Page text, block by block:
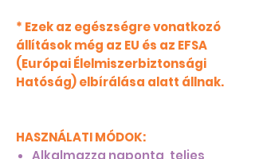
* Ezek az egészségre vonatkozó
állítások még az EU és az EFSA
(Európai Élelmiszerbiztonsági
Hatóság) elbírálása alatt állnak.
HASZNÁLATI MÓDOK:
Alkalmazza naponta, teljes